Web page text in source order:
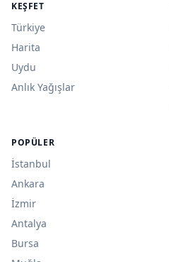
KEŞFET
Türkiye
Harita
Uydu
Anlık Yağışlar
POPÜLER
İstanbul
Ankara
İzmir
Antalya
Bursa